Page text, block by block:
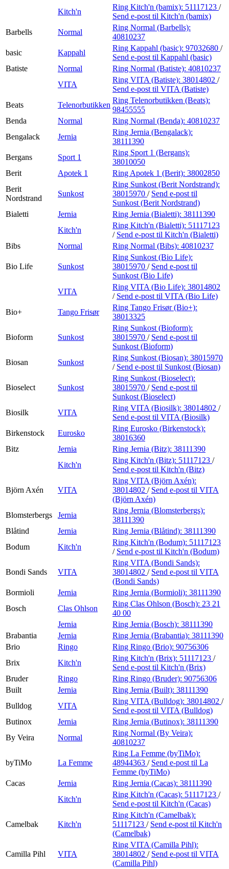
Kitch'n
Ring Kitch'n (bamix): 51117123 /
Send e-post til Kitch'n (bamix)
Barbells
Normal
Ring Normal (Barbells):
40810237
basic
Kappahl
Ring Kappahl (basic): 97032680 /
Send e-post til Kappahl (basic)
Batiste
Normal Ring Normal (Batiste): 40810237
VITA
Ring VITA (Batiste): 38014802 /
Send e-post til VITA (Batiste)
Beats
Telenorbutikken
Ring Telenorbutikken (Beats):
98455555
Benda
Normal Ring Normal (Benda): 40810237
Bengalack
Jernia
Ring Jernia (Bengalack):
38111390
Bergans
Sport 1
Ring Sport 1 (Bergans):
38010050
Berit
Apotek 1 Ring Apotek 1 (Berit): 38002850
Berit
Nordstrand
Sunkost
Ring Sunkost (Berit Nordstrand):
38015970 / Send e-post til
Sunkost (Berit Nordstrand)
Bialetti
Jernia Ring Jernia (Bialetti): 38111390
Kitch'n
Ring Kitch'n (Bialetti): 51117123
/ Send e-post til Kitch'n (Bialetti)
Bibs
Normal Ring Normal (Bibs): 40810237
Bio Life Sunkost
Ring Sunkost (Bio Life):
38015970 / Send e-post til
Sunkost (Bio Life)
VITA
Ring VITA (Bio Life): 38014802
/ Send e-post til VITA (Bio Life)
Bio+
Tango Frisør
Ring Tango Frisør (Bio+):
38013325
Bioform Sunkost
Ring Sunkost (Bioform):
38015970 / Send e-post til
Sunkost (Bioform)
Biosan
Sunkost
Ring Sunkost (Biosan): 38015970
/ Send e-post til Sunkost (Biosan)
Bioselect Sunkost
Ring Sunkost (Bioselect):
38015970 / Send e-post til
Sunkost (Bioselect)
Biosilk
VITA
Ring VITA (Biosilk): 38014802 /
Send e-post til VITA (Biosilk)
Birkenstock
Eurosko
Ring Eurosko (Birkenstock):
38016360
Bitz
Jernia Ring Jernia (Bitz): 38111390
Kitch'n
Ring Kitch'n (Bitz): 51117123 /
Send e-post til Kitch'n (Bitz)
Björn Axén VITA
Ring VITA (Björn Axén):
38014802 / Send e-post til VITA
(Björn Axén)
Blomsterbergs
Jernia
Ring Jernia (Blomsterbergs):
38111390
Blåtind
Jernia Ring Jernia (Blåtind): 38111390
Bodum
Kitch'n
Ring Kitch'n (Bodum): 51117123
/ Send e-post til Kitch'n (Bodum)
Bondi Sands VITA
Ring VITA (Bondi Sands):
38014802 / Send e-post til VITA
(Bondi Sands)
Bormioli
Jernia Ring Jernia (Bormioli): 38111390
Bosch
Clas Ohlson
Ring Clas Ohlson (Bosch): 23 21
40 00
Jernia
Ring Jernia (Bosch): 38111390
Brabantia
Jernia Ring Jernia (Brabantia): 38111390
Brio
Ringo Ring Ringo (Brio): 90756306
Brix
Kitch'n
Ring Kitch'n (Brix): 51117123 /
Send e-post til Kitch'n (Brix)
Bruder
Ringo Ring Ringo (Bruder): 90756306
Built
Jernia Ring Jernia (Built): 38111390
Bulldog
VITA
Ring VITA (Bulldog): 38014802 /
Send e-post til VITA (Bulldog)
Butinox
Jernia Ring Jernia (Butinox): 38111390
By Veira
Normal
Ring Normal (By Veira):
40810237
byTiMo La Femme
Ring La Femme (byTiMo):
48944363 / Send e-post til La
Femme (byTiMo)
Cacas
Jernia Ring Jernia (Cacas): 38111390
Kitch'n
Ring Kitch'n (Cacas): 51117123 /
Send e-post til Kitch'n (Cacas)
Camelbak Kitch'n
Ring Kitch'n (Camelbak):
51117123 / Send e-post til Kitch'n
(Camelbak)
Camilla Pihl VITA
Ring VITA (Camilla Pihl):
38014802 / Send e-post til VITA
(Camilla Pihl)